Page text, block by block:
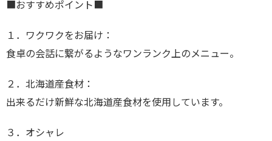
■おすすめポイント■
１．ワクワクをお届け：
食卓の会話に繋がるようなワンランク上のメニュー。
２．北海道産食材：
出来るだけ新鮮な北海道産食材を使用しています。
３．オシャレ